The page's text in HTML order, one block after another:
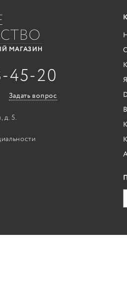
МАГАЗИН
45-20
Задать вопрос
д. 5.